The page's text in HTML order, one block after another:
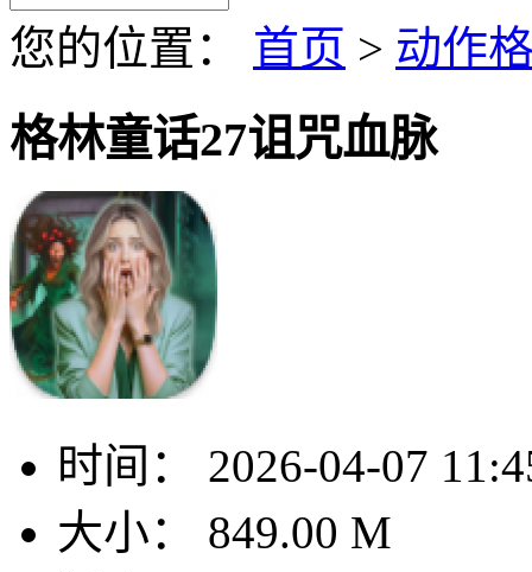
您的位置： 首页 > 动作
格林童话27诅咒血脉
时间：
2026-04-07
大小：
849.00 M